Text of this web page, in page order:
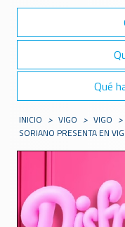
Qué
INICIO > VIGO > VIGO >
SORIANO PRESENTA EN